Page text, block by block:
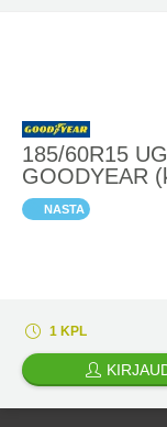
185/60R15
GOODYEAR
NASTA
1 KPL